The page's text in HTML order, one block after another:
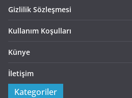
Gizlilik Sözleşmesi
Kullanım Koşulları
Künye
İletişim
Kategoriler